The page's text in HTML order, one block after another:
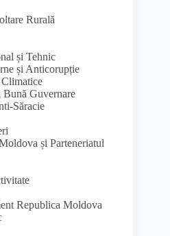
Rurală
și Tehnic
și Anticorupție
Guvernare
Săracie
și Parteneriatul
Republica Moldova